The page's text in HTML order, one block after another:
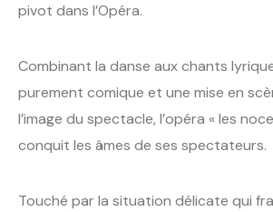
pivot dans l’Opéra.
Combinant la danse aux chants
purement comique et une mise en
l’image du spectacle, l’opéra « les
conquit les âmes de ses spectateurs.
Touché par la situation délicate qui